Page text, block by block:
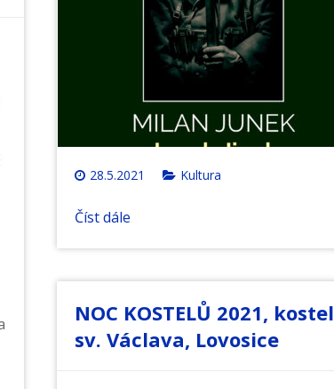
28.5.2021 Kultura
Číst dále
NOC KOSTELŮ 2021, kostel
sv. Václava, Lovosice